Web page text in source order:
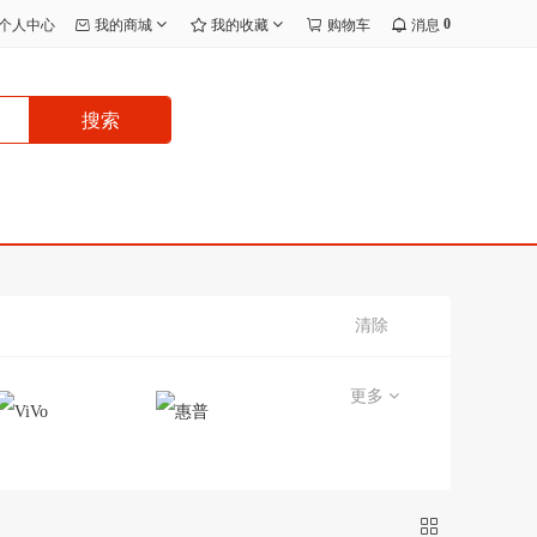
人中心 我的商城 我的收藏 购物车 消息 0
搜索
清除
更多